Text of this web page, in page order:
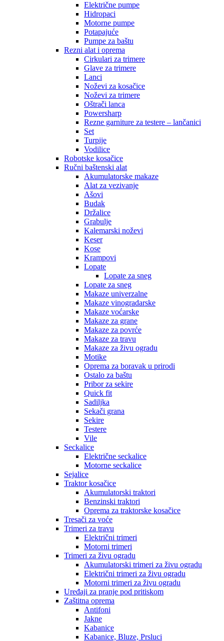
Električne pumpe
Hidropaci
Motorne pumpe
Potapajuće
Pumpe za baštu
Rezni alat i oprema
Cirkulari za trimere
Glave za trimere
Lanci
Noževi za kosačice
Noževi za trimere
Oštrači lanca
Powersharp
Rezne garniture za testere – lančanici
Set
Turpije
Vodilice
Robotske kosačice
Ručni baštenski alat
Akumulatorske makaze
Alat za vezivanje
Ašovi
Budak
Držalice
Grabulje
Kalemarski noževi
Keser
Kose
Krampovi
Lopate
Lopate za sneg
Lopate za sneg
Makaze univerzalne
Makaze vinogradarske
Makaze voćarske
Makaze za grane
Makaze za povrće
Makaze za travu
Makaze za živu ogradu
Motike
Oprema za boravak u prirodi
Ostalo za baštu
Pribor za sekire
Quick fit
Sadiljka
Sekači grana
Sekire
Testere
Vile
Seckalice
Električne seckalice
Motorne seckalice
Sejalice
Traktor kosačice
Akumulatorski traktori
Benzinski traktori
Oprema za traktorske kosačice
Tresači za voće
Trimeri za travu
Električni trimeri
Motorni trimeri
Trimeri za živu ogradu
Akumulatorski trimeri za živu ogradu
Električni trimeri za živu ogradu
Motorni trimeri za živu ogradu
Uređaji za pranje pod pritiskom
Zaštitna oprema
Antifoni
Jakne
Kabanice
Kabanice, Bluze, Prsluci